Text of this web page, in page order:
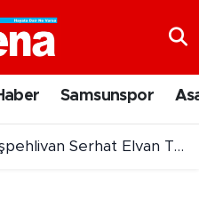
Samsunspor
Serhat Elvan Tokat’a transfer oldu